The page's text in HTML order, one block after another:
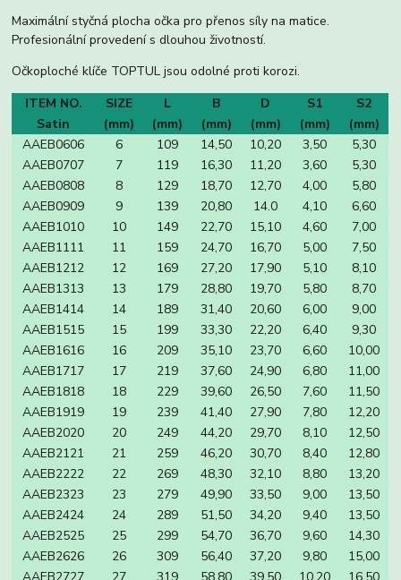
Maximální styčná plocha očka pro přenos síly na matice.
Profesionální provedení s dlouhou životností.
Očkoploché klíče TOPTUL jsou odolné proti korozi.
ITEM NO.
SIZE L B D S1
S2
Satin
(mm) (mm) (mm) (mm) (mm)
(mm)
AAEB0606
6 109 14,50 10,20 3,50
5,30
AAEB0707
7 119 16,30 11,20 3,60
5,30
AAEB0808
8 129 18,70 12,70 4,00
5,80
AAEB0909
9 139 20,80 14.0 4,10
6,60
AAEB1010
10 149 22,70 15,10 4,60
7,00
AAEB1111
11 159 24,70 16,70 5,00
7,50
AAEB1212
12 169 27,20 17,90 5,10
8,10
AAEB1313
13 179 28,80 19,70 5,80
8,70
AAEB1414
14 189 31,40 20,60 6,00
9,00
AAEB1515
15 199 33,30 22,20 6,40
9,30
AAEB1616
16 209 35,10 23,70 6,60
10,00
AAEB1717
17 219 37,60 24,90 6,80
11,00
AAEB1818
18 229 39,60 26,50 7,60
11,50
AAEB1919
19 239 41,40 27,90 7,80
12,20
AAEB2020
20 249 44,20 29,70 8,10
12,50
AAEB2121
21 259 46,20 30,70 8,40
12,80
AAEB2222
22 269 48,30 32,10 8,80
13,20
AAEB2323
23 279 49,90 33,50 9,00
13,50
AAEB2424
24 289 51,50 34,20 9,40
13,50
AAEB2525
25 299 54,70 36,70 9,60
14,30
AAEB2626
26 309 56,40 37,20 9,80
15,00